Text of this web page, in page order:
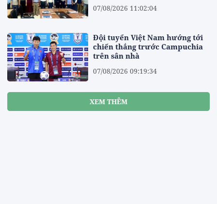
07/08/2026 11:02:04
Đội tuyển Việt Nam hướng tới
chiến thắng trước Campuchia
trên sân nhà
07/08/2026 09:19:34
XEM THÊM